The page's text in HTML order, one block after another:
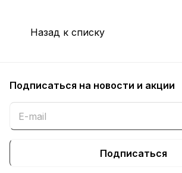
Назад к списку
Подписаться на новости и акции
Подписаться